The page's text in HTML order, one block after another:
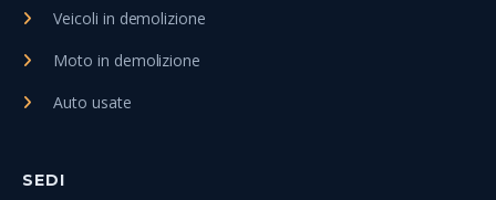
Veicoli in demolizione
Moto in demolizione
Auto usate
SEDI